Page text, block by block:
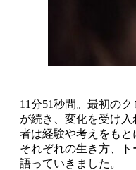
11分51秒間。最初の
が続き、変化を受け
者は経験や考えをも
それぞれの生き方、
語っていきました。